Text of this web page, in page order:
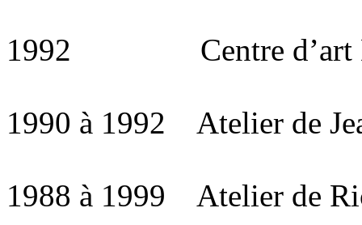
1992 Centre d’art
1990 à 1992 Atelier de
1988 à 1999 Atelier de